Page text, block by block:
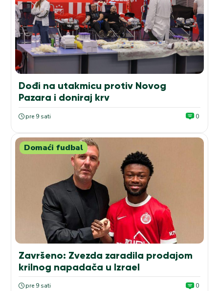
Dođi na utakmicu protiv Novog
Pazara i doniraj krv
pre 9 sati 0
Domaći fudbal
Završeno: Zvezda zaradila prodajom
krilnog napadača u Izrael
pre 9 sati 0